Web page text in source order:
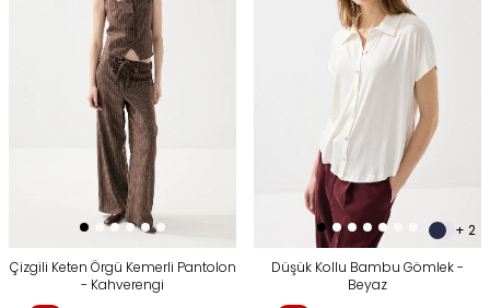
Çizgili Keten Örgü Kemerli Pantolon
- Kahverengi
+ 2
Düşük Kollu Bambu Gömlek -
Beyaz